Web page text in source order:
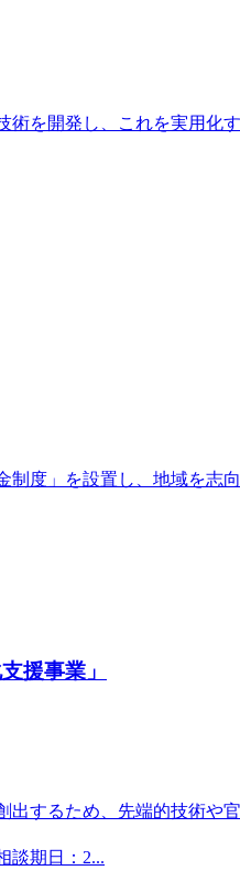
術を開発し、これを実用
度」を設置し、地域を志
援事業」
出するため、先端的技術や
談期日：2...